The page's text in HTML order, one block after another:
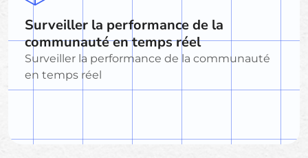
Surveiller la performance de la
communauté en temps réel
Surveiller la performance de la communauté
en temps réel